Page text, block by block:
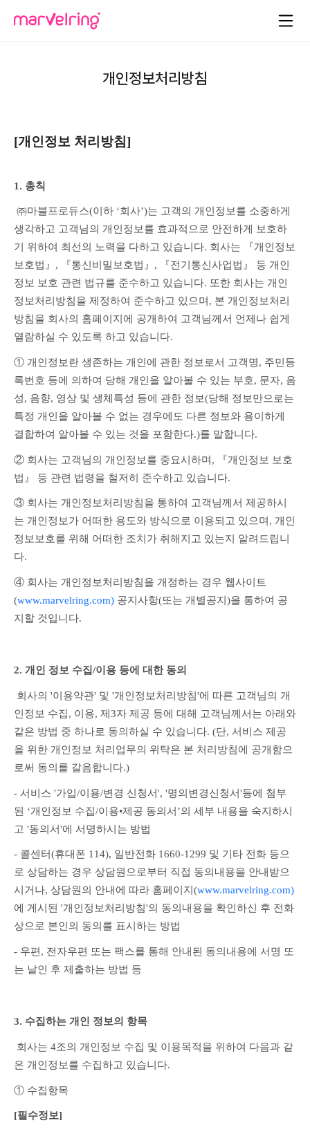
개인정보처리방침
[개인정보 처리방침]
1. 총칙
생각하고 고객님의 개인정보를 효과적으로 안전하게 보호하
기 위하여 최선의 노력을 다하고 있습니다. 회사는 『개인정보
보호법』, 『통신비밀보호법』, 『전기통신사업법』 등 개인
정보 보호 관련 법규를 준수하고 있습니다. 또한 회사는 개인
정보처리방침을 제정하여 준수하고 있으며, 본 개인정보처리
방침을 회사의 홈페이지에 공개하여 고객님께서 언제나 쉽게
열람하실 수 있도록 하고 있습니다.
① 개인정보란 생존하는 개인에 관한 정보로서 고객명, 주민등
록번호 등에 의하여 당해 개인을 알아볼 수 있는 부호, 문자, 음
성, 음향, 영상 및 생체특성 등에 관한 정보(당해 정보만으로는
특정 개인을 알아볼 수 없는 경우에도 다른 정보와 용이하게
결합하여 알아볼 수 있는 것을 포함한다.)를 말합니다.
② 회사는 고객님의 개인정보를 중요시하며, 『개인정보 보호
법』 등 관련 법령을 철저히 준수하고 있습니다.
③ 회사는 개인정보처리방침을 통하여 고객님께서 제공하시
는 개인정보가 어떠한 용도와 방식으로 이용되고 있으며, 개인
정보보호를 위해 어떠한 조치가 취해지고 있는지 알려드립니
다.
④ 회사는 개인정보처리방침을 개정하는 경우 웹사이트
(www.marvelring.com) 공지사항(또는 개별공지)을 통하여 공
지할 것입니다.
2. 개인 정보 수집/이용 등에 대한 동의
인정보 수집, 이용, 제3자 제공 등에 대해 고객님께서는 아래와
같은 방법 중 하나로 동의하실 수 있습니다. (단, 서비스 제공
을 위한 개인정보 처리업무의 위탁은 본 처리방침에 공개함으
로써 동의를 갈음합니다.)
- 서비스 '가입/이용/변경 신청서', '명의변경신청서'등에 첨부
된 ‘개인정보 수집/이용•제공 동의서’의 세부 내용을 숙지하시
고 '동의서'에 서명하시는 방법
- 콜센터(휴대폰 114), 일반전화 1660-1299 및 기타 전화 등으
로 상담하는 경우 상담원으로부터 직접 동의내용을 안내받으
시거나, 상담원의 안내에 따라 홈페이지(www.marvelring.com)
에 게시된 '개인정보처리방침'의 동의내용을 확인하신 후 전화
상으로 본인의 동의를 표시하는 방법
- 우편, 전자우편 또는 팩스를 통해 안내된 동의내용에 서명 또
는 날인 후 제출하는 방법 등
3. 수집하는 개인 정보의 항목
은 개인정보를 수집하고 있습니다.
① 수집항목
[필수정보]